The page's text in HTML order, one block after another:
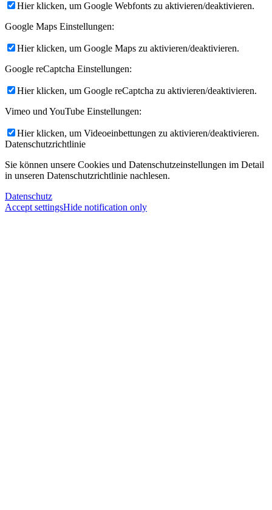
Hier klicken, um Google Webfonts zu aktivieren/deaktivieren.
Google Maps Einstellungen:
Hier klicken, um Google Maps zu aktivieren/deaktivieren.
Google reCaptcha Einstellungen:
Hier klicken, um Google reCaptcha zu aktivieren/deaktivieren.
Vimeo und YouTube Einstellungen:
Hier klicken, um Videoeinbettungen zu aktivieren/deaktivieren.
Datenschutzrichtlinie
Sie können unsere Cookies und Datenschutzeinstellungen im Detail
in unseren Datenschutzrichtlinie nachlesen.
Datenschutz
Accept settingsHide notification only